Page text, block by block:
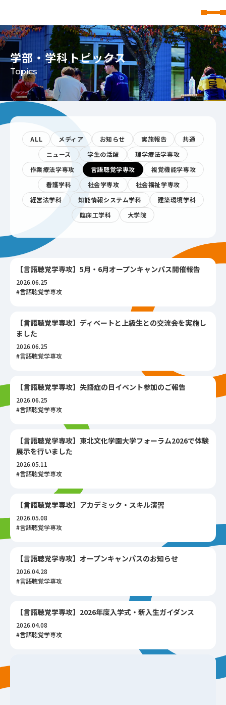
学部・学科トピックス
Topics
ALL メディア お知らせ 実施報告
共通
ニュース
学生の活躍
理学療法学専攻
作業療法学専攻
言語聴覚学専攻
視覚機能学専攻
看護学科
社会学専攻
社会福祉学専攻
経営法学科
知能情報システム学科
建築環境学科
臨床工学科
大学院
【言語聴覚学専攻】5月・6月オープンキャンパス開催報告
2026.06.25
#言語聴覚学専攻
【言語聴覚学専攻】ディベートと上級生との交流会を実施し
ました
2026.06.25
#言語聴覚学専攻
【言語聴覚学専攻】失語症の日イベント参加のご報告
2026.06.25
#言語聴覚学専攻
【言語聴覚学専攻】東北文化学園大学フォーラム2026で体験
展示を行いました
2026.05.11
#言語聴覚学専攻
【言語聴覚学専攻】アカデミック・スキル演習
2026.05.08
#言語聴覚学専攻
【言語聴覚学専攻】オープンキャンパスのお知らせ
2026.04.28
#言語聴覚学専攻
【言語聴覚学専攻】2026年度入学式・新入生ガイダンス
2026.04.08
#言語聴覚学専攻